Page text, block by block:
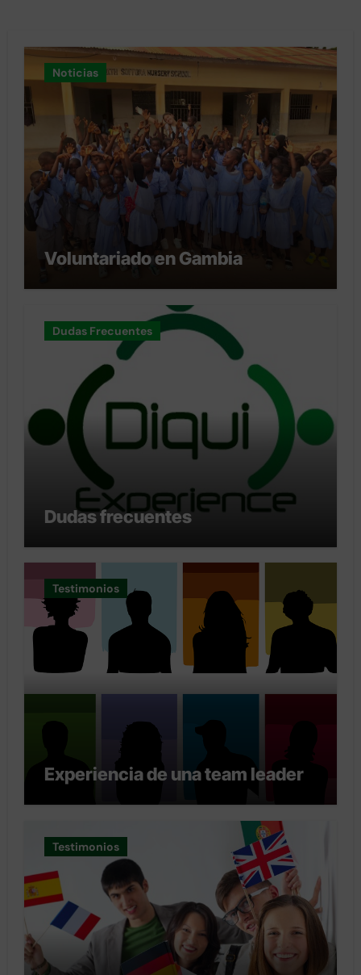
Noticias
Voluntariado en Gambia
Dudas Frecuentes
Dudas frecuentes
Testimonios
Experiencia de una team leader
Testimonios